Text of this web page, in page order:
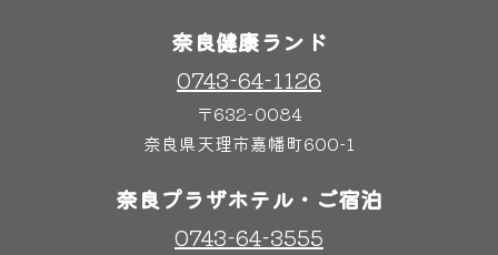
奈良健康ランド
0743-64-1126
〒632-0084
奈良県天理市嘉幡町600-1
奈良プラザホテル・ご宿泊
0743-64-3555